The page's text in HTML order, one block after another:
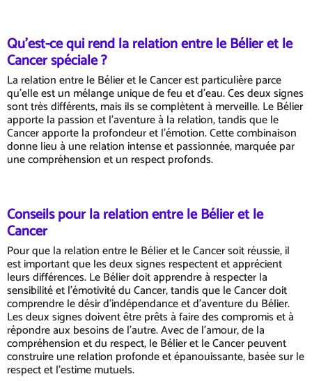
Qu'est-ce qui rend la relation entre le Bélier et le
Cancer spéciale ?
La relation entre le Bélier et le Cancer est particulière parce
qu'elle est un mélange unique de feu et d'eau. Ces deux signes
sont très différents, mais ils se complètent à merveille. Le Bélier
apporte la passion et l'aventure à la relation, tandis que le
Cancer apporte la profondeur et l'émotion. Cette combinaison
donne lieu à une relation intense et passionnée, marquée par
une compréhension et un respect profonds.
Conseils pour la relation entre le Bélier et le
Cancer
Pour que la relation entre le Bélier et le Cancer soit réussie, il
est important que les deux signes respectent et apprécient
leurs différences. Le Bélier doit apprendre à respecter la
sensibilité et l'émotivité du Cancer, tandis que le Cancer doit
comprendre le désir d'indépendance et d'aventure du Bélier.
Les deux signes doivent être prêts à faire des compromis et à
répondre aux besoins de l'autre. Avec de l'amour, de la
compréhension et du respect, le Bélier et le Cancer peuvent
construire une relation profonde et épanouissante, basée sur le
respect et l'estime mutuels.